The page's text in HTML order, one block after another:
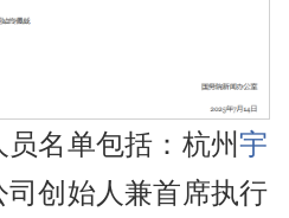
名单包括：杭州宇
司创始人兼首席执行